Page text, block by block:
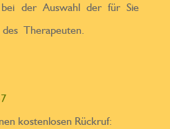
der Auswahl der für Sie
des Therapeuten.
kostenlosen Rückruf: